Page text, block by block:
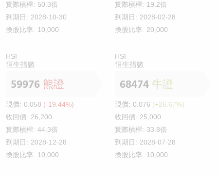
實際槓桿: 50.3倍
到期日: 2028-10-30
換股比率: 10,000
實際槓桿: 19.2倍
到期日: 2028-02-28
換股比率: 20,000
HSI
恒生指數
59976 熊證
現價: 0.058 (-19.44%)
收回價: 26,200
實際槓桿: 44.3倍
到期日: 2028-12-28
換股比率: 10,000
HSI
恒生指數
68474 牛證
現價: 0.076 (+26.67%)
收回價: 25,000
實際槓桿: 33.8倍
到期日: 2028-07-28
換股比率: 10,000